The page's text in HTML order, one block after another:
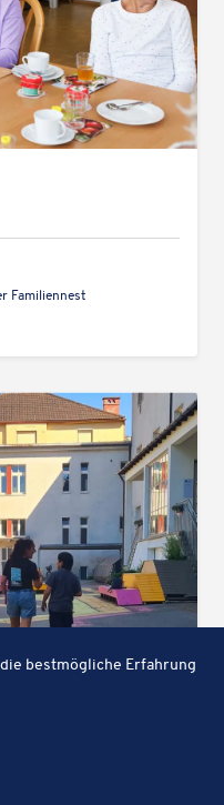
in Hard auf
Familiennest
bestmögliche Erfahrung